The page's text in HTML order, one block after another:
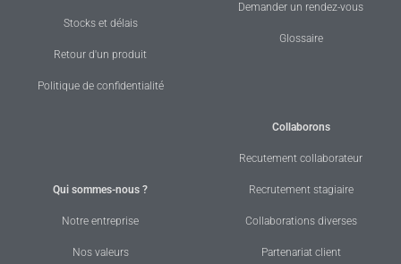
Stocks et délais
Retour d'un produit
Politique de confidentialité
Demander un rendez-vous
Glossaire
Qui sommes-nous ?
Notre entreprise
Nos valeurs
Collaborons
Recutement collaborateur
Recrutement stagiaire
Collaborations diverses
Partenariat client